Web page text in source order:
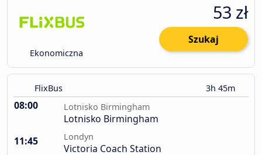
Ekonomiczna
53 zł
Szukaj
FlixBus 3h 45m
08:00 Lotnisko Birmingham
Lotnisko Birmingham
11:45
Londyn
Victoria Coach Station